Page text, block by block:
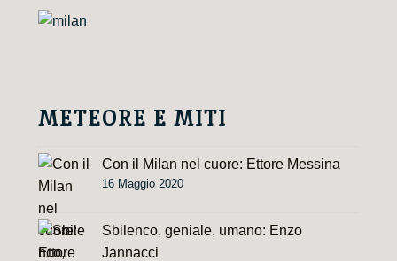
METEORE E MITI
Con il Milan nel cuore: Ettore Messina
16 Maggio 2020
Sbilenco, geniale, umano: Enzo
Jannacci